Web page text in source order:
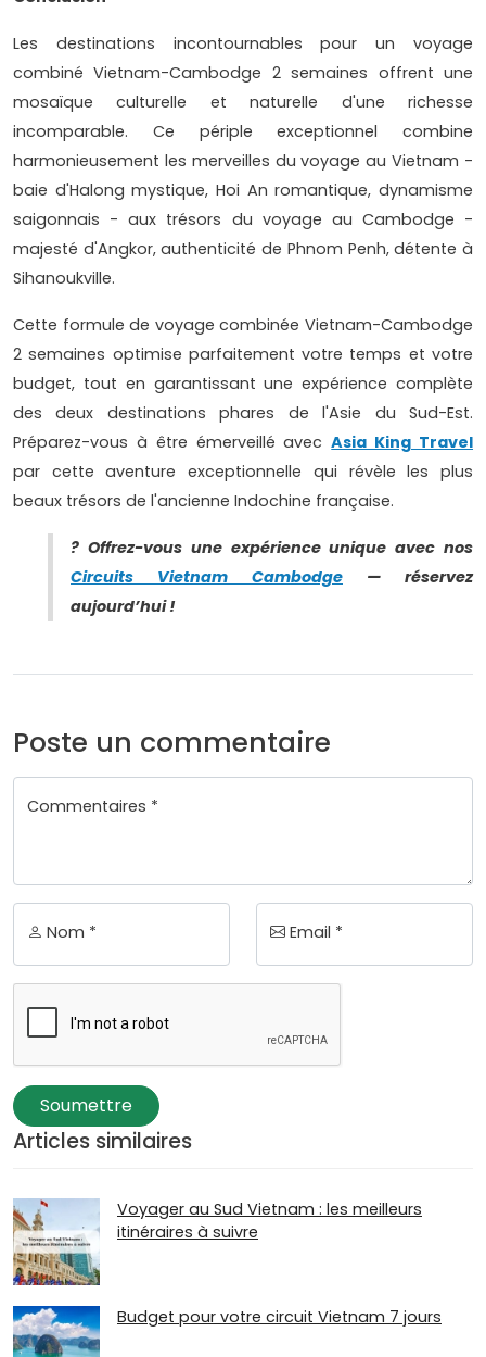
Les destinations incontournables pour un voyage
combiné Vietnam-Cambodge 2 semaines offrent une
mosaïque culturelle et naturelle d'une richesse
incomparable. Ce périple exceptionnel combine
harmonieusement les merveilles du voyage au Vietnam -
baie d'Halong mystique, Hoi An romantique, dynamisme
saigonnais - aux trésors du voyage au Cambodge -
majesté d'Angkor, authenticité de Phnom Penh, détente à
Sihanoukville.
Cette formule de voyage combinée Vietnam-Cambodge
2 semaines optimise parfaitement votre temps et votre
budget, tout en garantissant une expérience complète
des deux destinations phares de l'Asie du Sud-Est.
Préparez-vous à être émerveillé avecAsia King Travel
par cette aventure exceptionnelle qui révèle les plus
beaux trésors de l'ancienne Indochine française.
? Offrez-vous une expérience unique avec nos
Circuits Vietnam Cambodge — réservez
aujourd’hui !
Poste un commentaire
Commentaires *
Nom * Email *
Soumettre
Articles similaires
Voyager au Sud Vietnam : les meilleurs
itinéraires à suivre
Budget pour votre circuit Vietnam 7 jours